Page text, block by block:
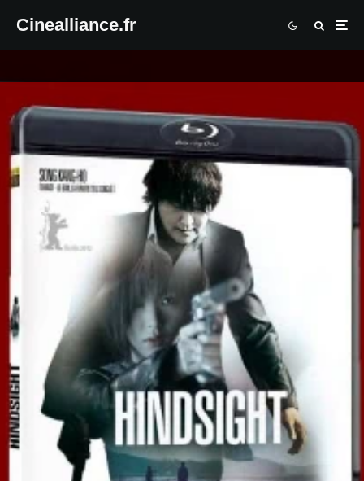
Cinealliance.fr